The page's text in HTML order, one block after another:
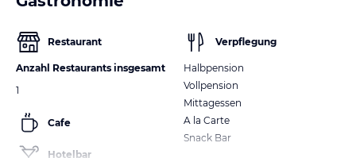
Restaurant
Anzahl Restaurants insgesamt
1
Cafe
Hotelbar
Verpflegung
Halbpension
Vollpension
Mittagessen
A la Carte
Snack Bar